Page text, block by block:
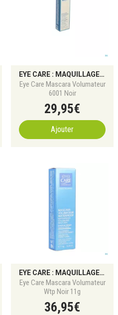
EYE CARE : MAQUILLAGE POUR YEUX SENSIBLES ET ALLERGIQUES
Eye Care Mascara Volumateur
6001 Noir
29,95€
Ajouter
EYE CARE : MAQUILLAGE POUR YEUX SENSIBLES ET ALLERGIQUES
Eye Care Mascara Volumateur
Wtp Noir 11g
36,95€